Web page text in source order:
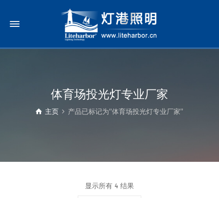
体育场投光灯专业厂家
主页 产品已标记为“体育场投光灯专业厂家”
显示所有 4 结果